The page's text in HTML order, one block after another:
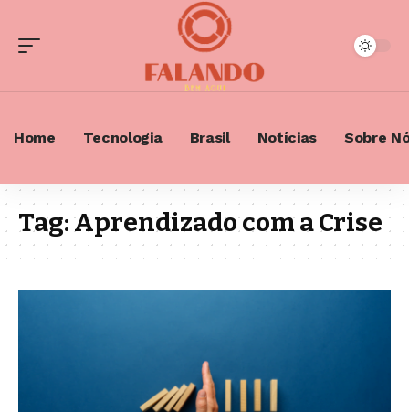
Home Tecnologia Brasil Notícias Sobre
Tag:Aprendizado com a Crise